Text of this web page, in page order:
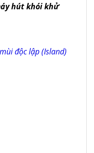
hút khói khử
độc lập (Island)